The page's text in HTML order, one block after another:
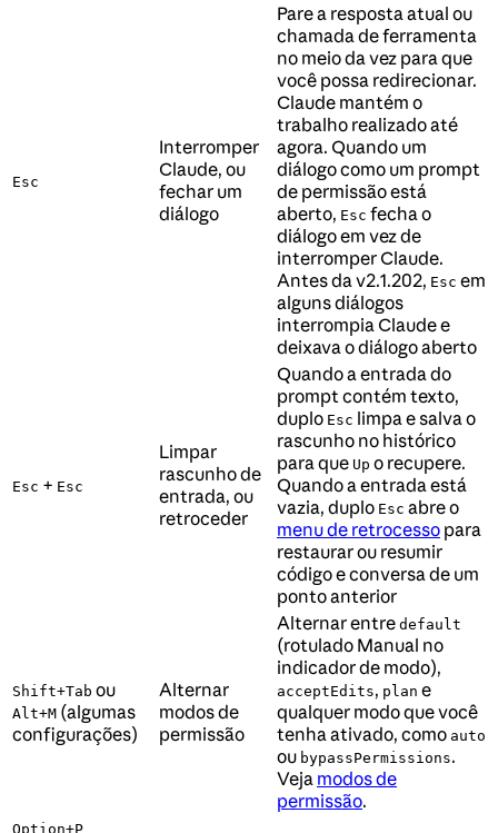
Esc
Interromper
Claude, ou
fechar um
diálogo
Pare a resposta atual ou
chamada de ferramenta
no meio da vez para que
você possa redirecionar.
Claude mantém o
trabalho realizado até
agora. Quando um
diálogo como um prompt
de permissão está
aberto, Esc fecha o
diálogo em vez de
interromper Claude.
Antes da v2.1.202, Esc em
alguns diálogos
interrompia Claude e
deixava o diálogo aberto
Esc + Esc
Limpar
rascunho de
entrada, ou
retroceder
Quando a entrada do
prompt contém texto,
duplo Esc limpa e salva o
rascunho no histórico
para que Up o recupere.
Quando a entrada está
vazia, duplo Esc abre o
menu de retrocesso para
restaurar ou resumir
código e conversa de um
ponto anterior
Shift+Tab ou
Alt+M (algumas
configurações)
Alternar
modos de
permissão
Alternar entre default
(rotulado Manual no
indicador de modo),
acceptEdits, plan e
qualquer modo que você
tenha ativado, como auto
ou bypassPermissions.
Veja modos de
permissão.
Option+P